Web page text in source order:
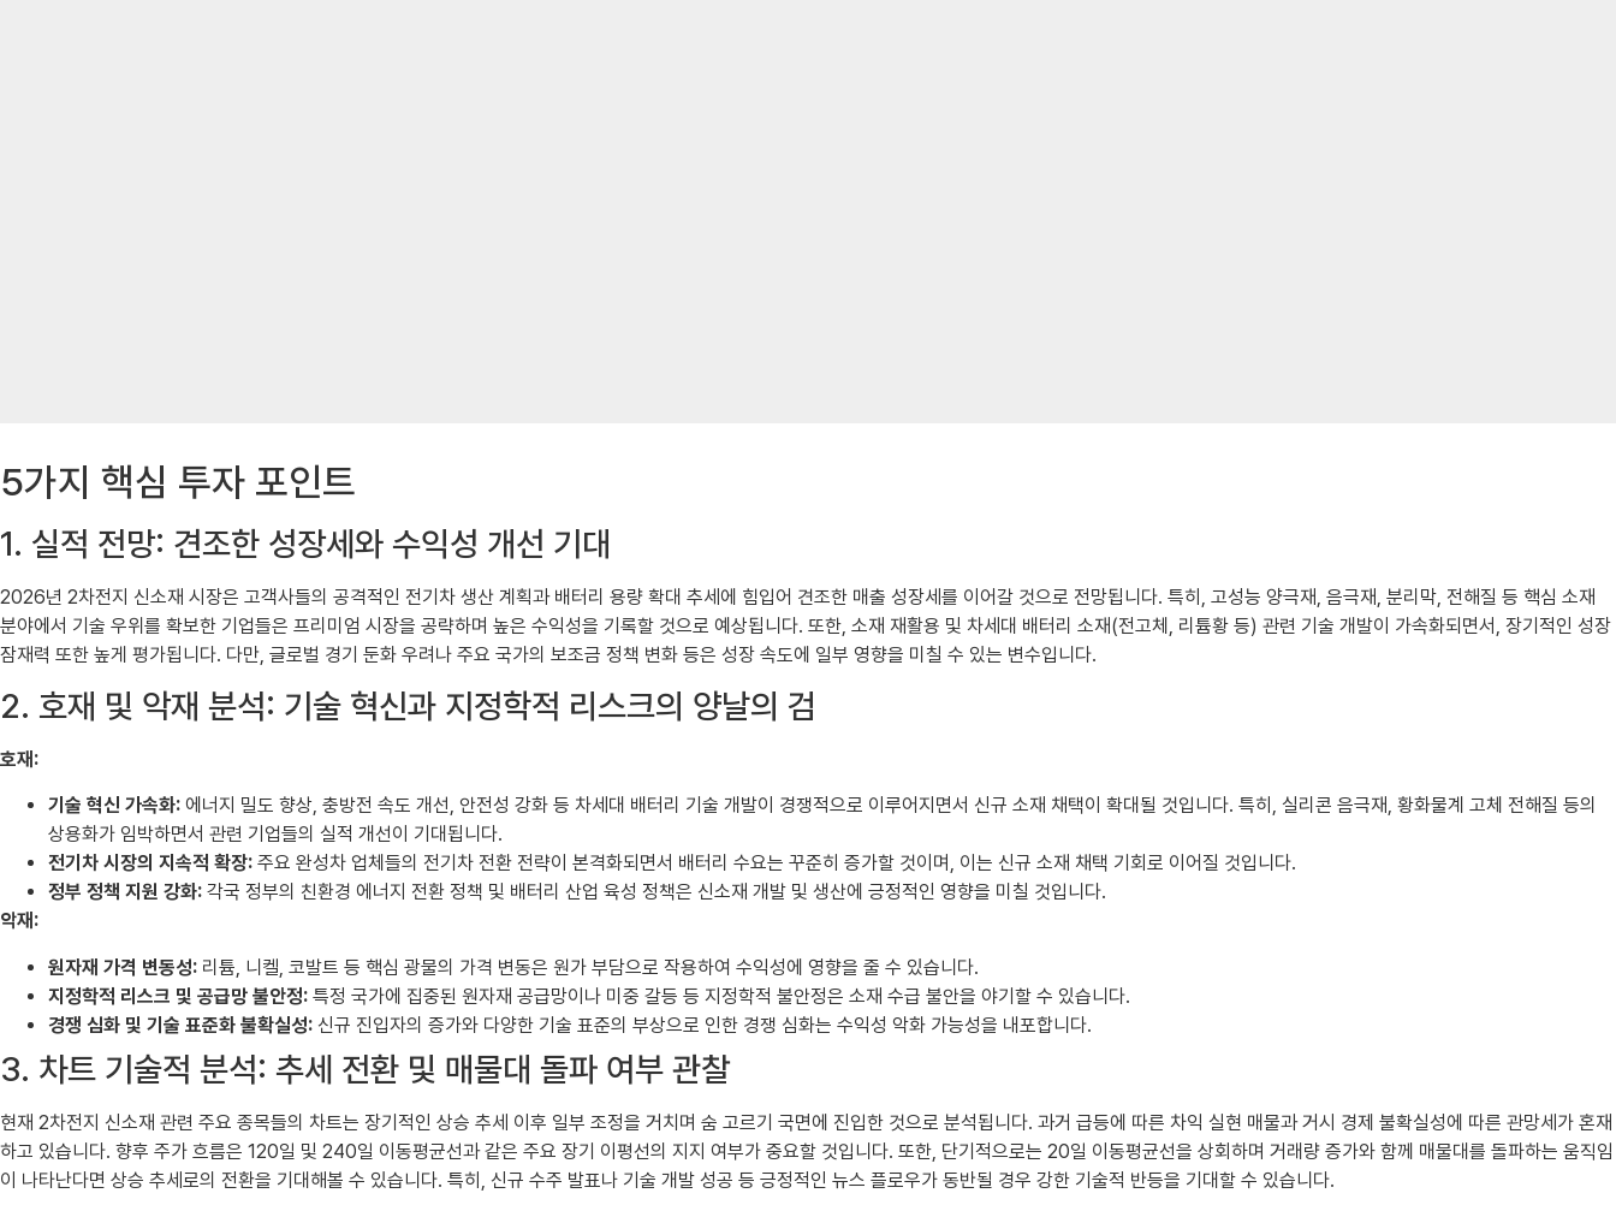
5가지 핵심 투자 포인트
1. 실적 전망: 견조한 성장세와 수익성 개선 기대
2026년 2차전지 신소재 시장은 고객사들의 공격적인 전기차 생산 계획과 배터리 용량 확대 추세에 힘입어 견조한 매출 성장세를 이어갈 것으로 전망됩니다. 특히, 고성능 양극재, 음극재, 분리막, 전해질 등 핵심 소재
분야에서 기술 우위를 확보한 기업들은 프리미엄 시장을 공략하며 높은 수익성을 기록할 것으로 예상됩니다. 또한, 소재 재활용 및 차세대 배터리 소재(전고체, 리튬황 등) 관련 기술 개발이 가속화되면서, 장기적인 성장
잠재력 또한 높게 평가됩니다. 다만, 글로벌 경기 둔화 우려나 주요 국가의 보조금 정책 변화 등은 성장 속도에 일부 영향을 미칠 수 있는 변수입니다.
2. 호재 및 악재 분석: 기술 혁신과 지정학적 리스크의 양날의 검
호재:
기술 혁신 가속화: 에너지 밀도 향상, 충방전 속도 개선, 안전성 강화 등 차세대 배터리 기술 개발이 경쟁적으로 이루어지면서 신규 소재 채택이 확대될 것입니다. 특히, 실리콘 음극재, 황화물계 고체 전해질 등의
상용화가 임박하면서 관련 기업들의 실적 개선이 기대됩니다.
전기차 시장의 지속적 확장: 주요 완성차 업체들의 전기차 전환 전략이 본격화되면서 배터리 수요는 꾸준히 증가할 것이며, 이는 신규 소재 채택 기회로 이어질 것입니다.
정부 정책 지원 강화: 각국 정부의 친환경 에너지 전환 정책 및 배터리 산업 육성 정책은 신소재 개발 및 생산에 긍정적인 영향을 미칠 것입니다.
악재:
원자재 가격 변동성: 리튬, 니켈, 코발트 등 핵심 광물의 가격 변동은 원가 부담으로 작용하여 수익성에 영향을 줄 수 있습니다.
지정학적 리스크 및 공급망 불안정: 특정 국가에 집중된 원자재 공급망이나 미중 갈등 등 지정학적 불안정은 소재 수급 불안을 야기할 수 있습니다.
경쟁 심화 및 기술 표준화 불확실성: 신규 진입자의 증가와 다양한 기술 표준의 부상으로 인한 경쟁 심화는 수익성 악화 가능성을 내포합니다.
3. 차트 기술적 분석: 추세 전환 및 매물대 돌파 여부 관찰
현재 2차전지 신소재 관련 주요 종목들의 차트는 장기적인 상승 추세 이후 일부 조정을 거치며 숨 고르기 국면에 진입한 것으로 분석됩니다. 과거 급등에 따른 차익 실현 매물과 거시 경제 불확실성에 따른 관망세가 혼재
하고 있습니다. 향후 주가 흐름은 120일 및 240일 이동평균선과 같은 주요 장기 이평선의 지지 여부가 중요할 것입니다. 또한, 단기적으로는 20일 이동평균선을 상회하며 거래량 증가와 함께 매물대를 돌파하는 움직임
이 나타난다면 상승 추세로의 전환을 기대해볼 수 있습니다. 특히, 신규 수주 발표나 기술 개발 성공 등 긍정적인 뉴스 플로우가 동반될 경우 강한 기술적 반등을 기대할 수 있습니다.